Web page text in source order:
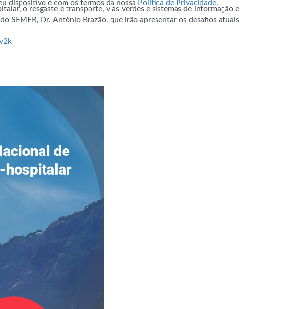
o resgaste e transporte, vias verdes e sistemas de informação e
SEMER, Dr. António Brazão, que irão apresentar os desafios atuais
dispositivo e com os termos da nossa Política de Privacidade.